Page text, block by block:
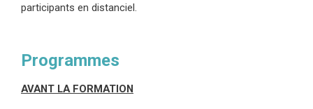
participants en distanciel.
Programmes
AVANT LA FORMATION